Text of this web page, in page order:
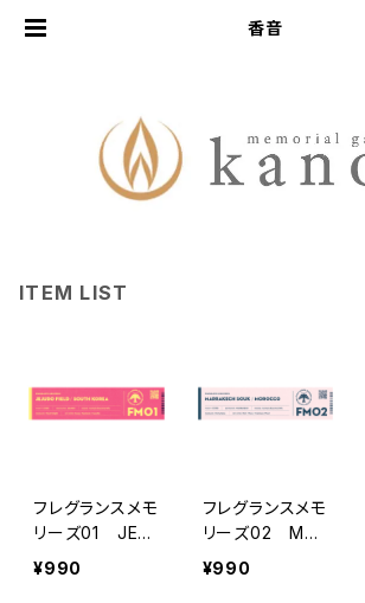
香音
ITEM LIST
フレグランスメモ
リーズ01 JEJ
UDO FIELD
¥990
フレグランスメモ
リーズ02 MAR
RAKECH SOU
¥990